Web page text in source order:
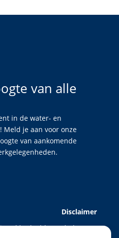
van alle
in de water- en
Meld je aan voor onze
van aankomende
Disclaimer
bedoeld voor leden van